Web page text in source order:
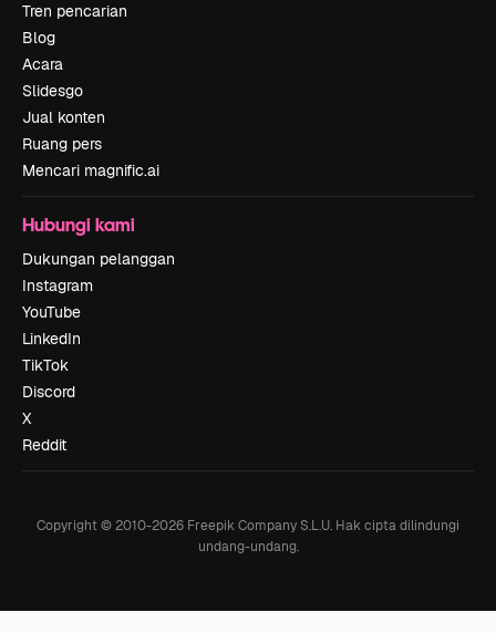
Tren pencarian
Blog
Acara
Slidesgo
Jual konten
Ruang pers
Mencari magnific.ai
Hubungi kami
Dukungan pelanggan
Instagram
YouTube
LinkedIn
TikTok
Discord
X
Reddit
Copyright © 2010-2026 Freepik Company S.L.U. Hak cipta dilindungi
undang-undang.